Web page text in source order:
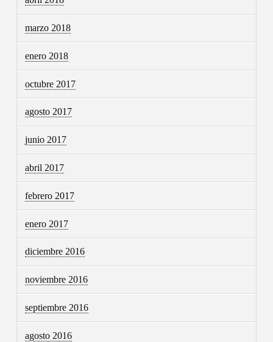
marzo 2018
enero 2018
octubre 2017
agosto 2017
junio 2017
abril 2017
febrero 2017
enero 2017
diciembre 2016
noviembre 2016
septiembre 2016
agosto 2016